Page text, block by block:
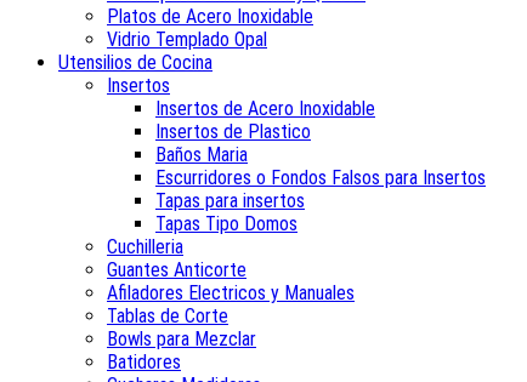
Platos de Acero Inoxidable
Vidrio Templado Opal
Utensilios de Cocina
Insertos
Insertos de Acero Inoxidable
Insertos de Plastico
Baños Maria
Escurridores o Fondos Falsos para Insertos
Tapas para insertos
Tapas Tipo Domos
Cuchilleria
Guantes Anticorte
Afiladores Electricos y Manuales
Tablas de Corte
Bowls para Mezclar
Batidores